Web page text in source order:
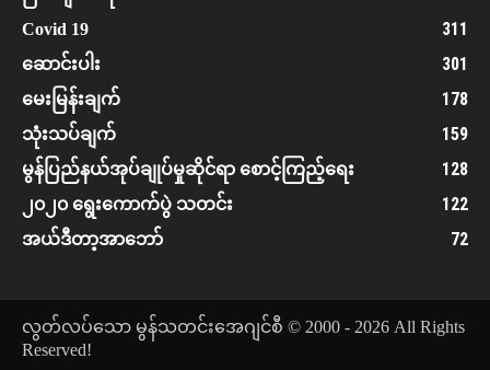
Covid 19 311
ဆောင်းပါး 301
မေးမြန်းချက် 178
သုံးသပ်ချက် 159
မွန်ပြည်နယ်အုပ်ချုပ်မှုဆိုင်ရာ စောင့်ကြည့်ရေး 128
၂၀၂၀ ရွေးကောက်ပွဲ သတင်း 122
အယ်ဒီတာ့အာဘော် 72
လွတ်လပ်သော မွန်သတင်းအေဂျင်စီ © 2000 - 2026 All Rights
Reserved!